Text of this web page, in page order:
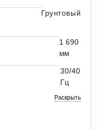
Грунтовый
1 690
мм
30/40
Гц
Раскрыть